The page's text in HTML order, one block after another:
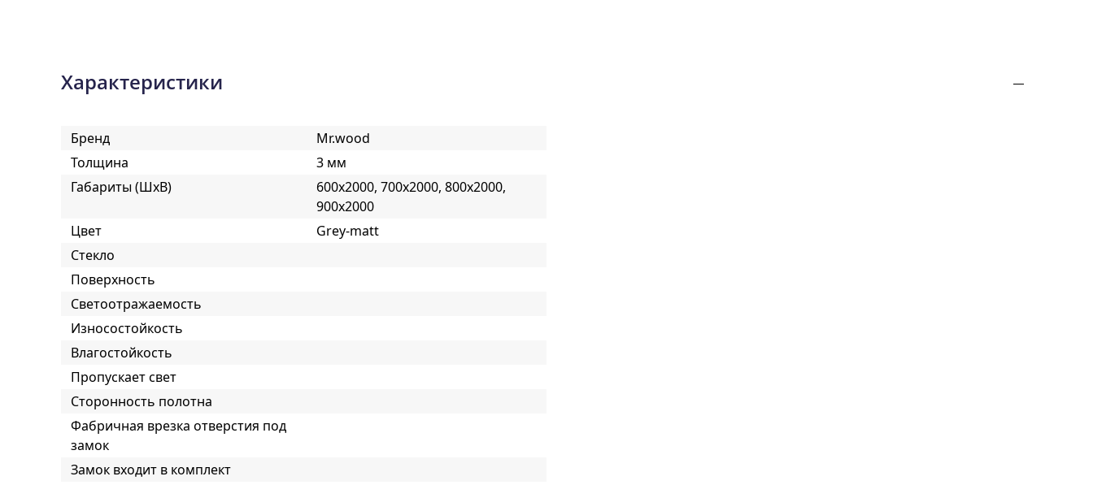
Характеристики
Бренд
Mr.wood
Толщина
3 мм
Габариты (ШxВ)
600x2000, 700x2000, 800x2000,
900x2000
Цвет
Grey-matt
Стекло
Поверхность
Светоотражаемость
Износостойкость
Влагостойкость
Пропускает свет
Сторонность полотна
Фабричная врезка отверстия под
замок
Замок входит в комплект